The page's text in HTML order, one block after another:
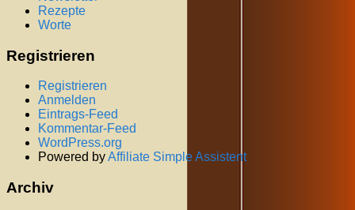
Rezepte
Worte
Registrieren
Registrieren
Anmelden
Eintrags-Feed
Kommentar-Feed
WordPress.org
Powered byAffiliate Simple Assistent
Archiv